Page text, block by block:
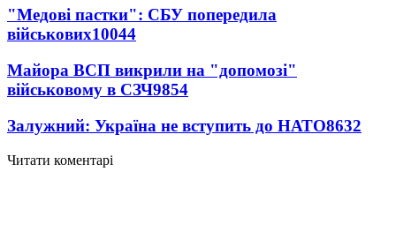
"Медові пастки": СБУ попередила
військових10044
Майора ВСП викрили на "допомозі"
військовому в СЗЧ9854
Залужний: Україна не вступить до НАТО8632
Читати коментарі